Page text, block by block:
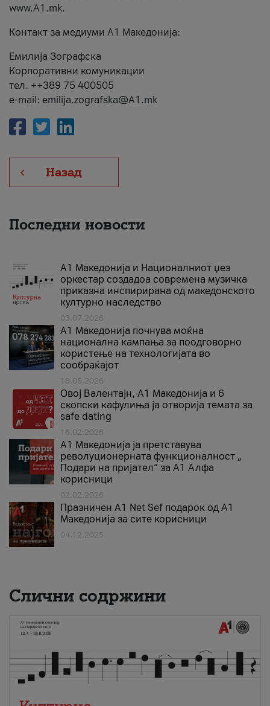
www.А1.mk.
Контакт за медиуми А1 Македонија:
Емилија Зографска
Корпоративни комуникации
тел. ++389 75 400505
e-mail: emilija.zografska@A1.mk
Назад
Последни новости
А1 Македонија и Националниот џез
оркестар создадоа современа музичка
приказна инспирирана од македонското
културно наследство
03.07.2026
A1 Македонија почнува моќна
национална кампања за поодговорно
користење на технологијата во
сообраќајот
18.05.2026
Овој Валентајн, A1 Македонија и 6
скопски кафулиња ја отворија темата за
safe dating
16.02.2026
А1 Македонија ја претставува
револуционерната функционалност „
Подари на пријател“ за А1 Алфа
корисници
02.02.2026
Празничен A1 Net Sеf подарок од А1
Македонија за сите корисници
04.12.2025
Слични содржини